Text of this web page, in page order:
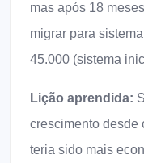
mas após 18
migrar para
45.000 (sistema
Lição aprendida:
crescimento desde
teria sido mais